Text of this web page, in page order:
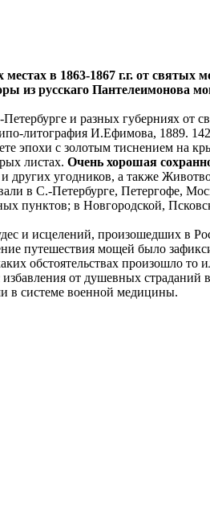
в 1863-1867 г.г. от святых
из русскаго Пантелеимонова
и разных губерниях от
литография И.Ефимова, 1889.
эпохи с золотым тиснением на
листах. Очень хорошая
угодников, а также
в С.-Петербурге, Петергофе,
пунктов; в Новгородской,
и исцелений, произошедших в
путешествия мощей было
обстоятельствах произошло то
от душевных страданий
в системе военной медицины.